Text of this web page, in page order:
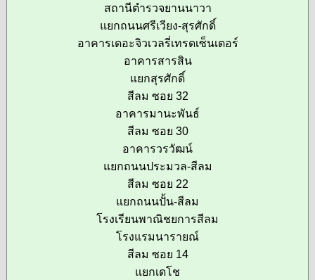
สถานีตำรวจยานนาวา
แยกถนนศรีเวียง-สุรศักดิ์
อาคารเดอะจิวเวลรี่เทรดเซ็นเตอร์
อาคารสารสิน
แยกสุรศักดิ์
สีลม ซอย 32
อาคารมานะพันธ์
สีลม ซอย 30
อาคารวรวัฒน์
แยกถนนประมวล-สีลม
สีลม ซอย 22
แยกถนนปั้น-สีลม
โรงเรียนพาณิชยการสีลม
โรงแรมนารายณ์
สีลม ซอย 14
แยกเดโช